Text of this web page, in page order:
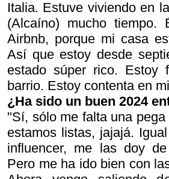
Italia. Estuve viviendo en
(Alcaíno) mucho
Airbnb, porque mi casa
Así que estoy desde
estado súper rico. Estoy
barrio. Estoy contenta en
¿Ha sido un buen 2024
"Sí, sólo me falta una
estamos listas, jajajá.
influencer, me las doy
Pero me ha ido bien con